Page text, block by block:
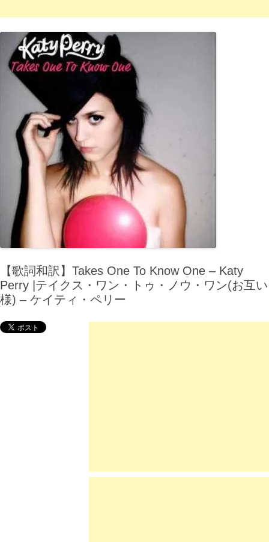
【歌詞和訳】Takes One To Know One – Katy
Perry |テイクス・ワン・トゥ・ノウ・ワン(お互い
様) – ケイティ・ペリー